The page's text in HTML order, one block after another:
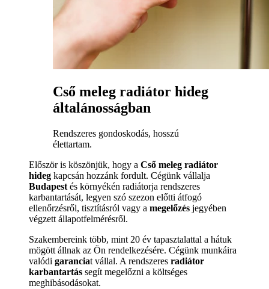
Cső meleg radiátor hideg
általánosságban
Rendszeres gondoskodás, hosszú
élettartam.
Először is köszönjük, hogy a Cső meleg radiátor
hideg kapcsán hozzánk fordult. Cégünk vállalja
Budapest és környékén radiátorja rendszeres
karbantartását, legyen szó szezon előtti átfogó
ellenőrzésről, tisztításról vagy a megelőzés jegyében
végzett állapotfelmérésről.
Szakembereink több, mint 20 év tapasztalattal a hátuk
mögött állnak az Ön rendelkezésére. Cégünk munkáira
valódi garanciat vállal. A rendszeres radiátor
karbantartás segít megelőzni a költséges
meghibásodásokat.